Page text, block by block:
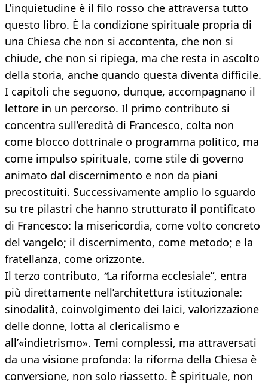
L’inquietudine è il filo rosso che attraversa tutto
questo libro. È la condizione spirituale propria di
una Chiesa che non si accontenta, che non si
chiude, che non si ripiega, ma che resta in ascolto
della storia, anche quando questa diventa difficile.
I capitoli che seguono, dunque, accompagnano il
lettore in un percorso. Il primo contributo si
concentra sull’eredità di Francesco, colta non
come blocco dottrinale o programma politico, ma
come impulso spirituale, come stile di governo
animato dal discernimento e non da piani
precostituiti. Successivamente amplio lo sguardo
su tre pilastri che hanno strutturato il pontificato
di Francesco: la misericordia, come volto concreto
del vangelo; il discernimento, come metodo; e la
fratellanza, come orizzonte.
Il terzo contributo, “La riforma ecclesiale”, entra
più direttamente nell’architettura istituzionale:
sinodalità, coinvolgimento dei laici, valorizzazione
delle donne, lotta al clericalismo e
all’«indietrismo». Temi complessi, ma attraversati
da una visione profonda: la riforma della Chiesa è
conversione, non solo riassetto. È spirituale, non